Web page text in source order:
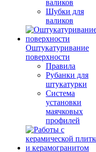
валиков
Шубки для
валиков
Оштукатуривание
поверхности
Правила
Рубанки для
штукатурки
Система
установки
маячковых
профилей